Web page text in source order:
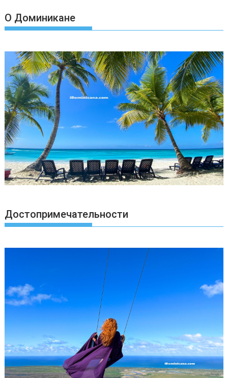
ь
О Доминикане
Достопримечательности